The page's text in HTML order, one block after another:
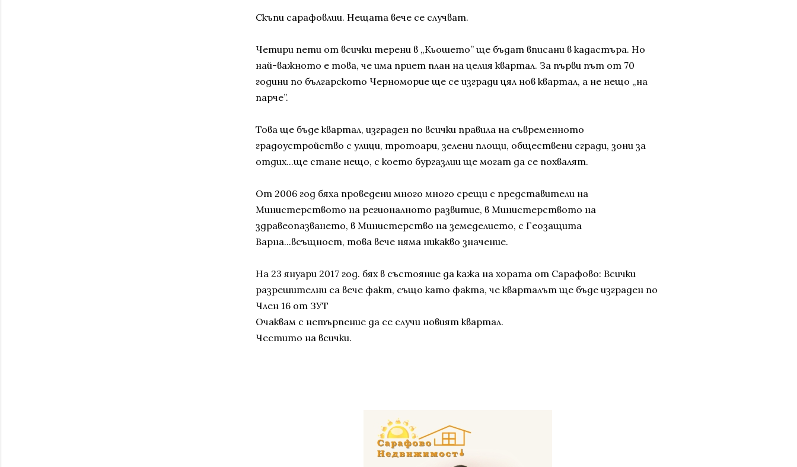
Скъпи сарафовлии. Нещата вече се случват.
Четири пети от всички терени в „Кьошето” ще бъдат вписани в кадастъра. Но
най-важното е това, че има приет план на целия квартал. За първи път от 70
години по българското Черноморие ще се изгради цял нов квартал, а не нещо „на
парче”.
Това ще бъде квартал, изграден по всички правила на съвременното
градоустройство с улици, тротоари, зелени площи, обществени сгради, зони за
отдих...ще стане нещо, с което бургазлии ще могат да се похвалят.
От 2006 год бяха проведени много много срещи с представители на
Министерството на регионалното развитие, в Министерството на
здравеопазването, в Министерство на земеделието, с Геозащита
Варна...всъщност, това вече няма никакво значение.
На 23 януари 2017 год. бях в състояние да кажа на хората от Сарафово: Всички
разрешителни са вече факт, също като факта, че кварталът ще бъде изграден по
Член 16 от ЗУТ
Очаквам с нетърпение да се случи новият квартал.
Честито на всички.